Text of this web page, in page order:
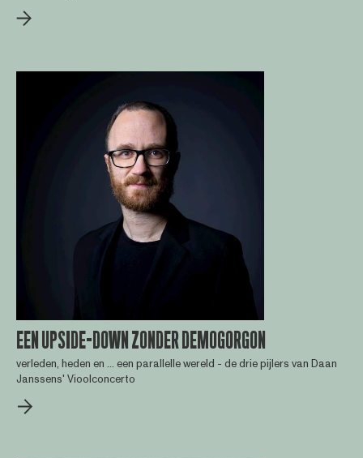
EEN UPSIDE-DOWN ZONDER DEMOGORGON
verleden, heden en … een parallelle wereld - de drie pijlers van Daan
Janssens' Vioolconcerto